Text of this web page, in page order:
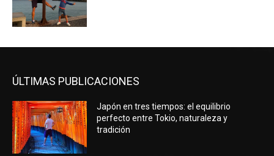
ÚLTIMAS PUBLICACIONES
Japón en tres tiempos: el equilibrio
perfecto entre Tokio, naturaleza y
tradición